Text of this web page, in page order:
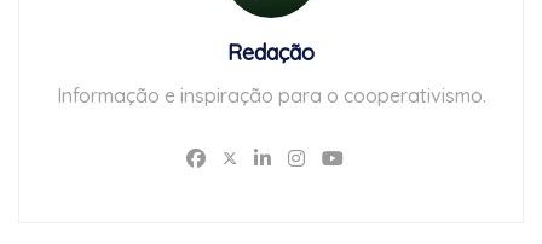
Redação
Informação e inspiração para o cooperativismo.